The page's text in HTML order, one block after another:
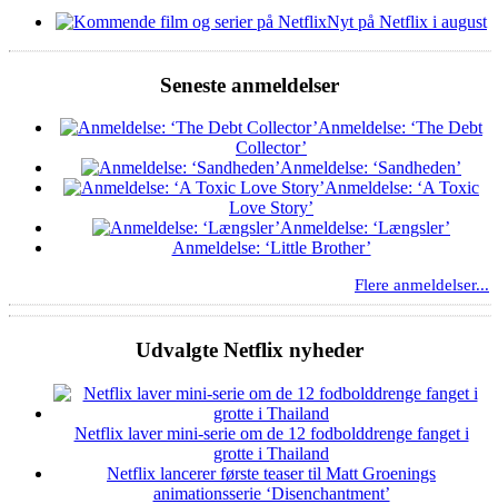
Nyt på Netflix i august
Seneste anmeldelser
Anmeldelse: ‘The Debt
Collector’
Anmeldelse: ‘Sandheden’
Anmeldelse: ‘A Toxic
Love Story’
Anmeldelse: ‘Længsler’
Anmeldelse: ‘Little Brother’
Flere anmeldelser...
Udvalgte Netflix nyheder
Netflix laver mini-serie om de 12 fodbolddrenge fanget i
grotte i Thailand
Netflix lancerer første teaser til Matt Groenings
animationsserie ‘Disenchantment’